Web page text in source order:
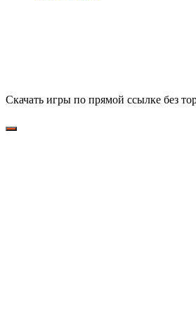
Скачать игры по прямой ссылке без